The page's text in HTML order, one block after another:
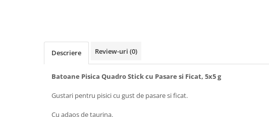
Descriere Review-uri (0)
Batoane Pisica Quadro Stick cu Pasare si Ficat, 5x5 g
Gustari pentru pisici cu gust de pasare si ficat.
Cu adaos de taurina.